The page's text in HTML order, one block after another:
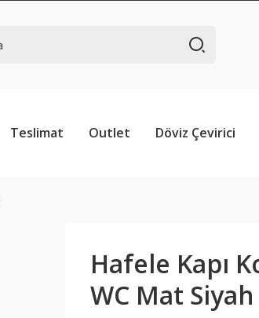
Teslimat Outlet Döviz Çevirici
Hafele Kapı
WC Mat Siyah